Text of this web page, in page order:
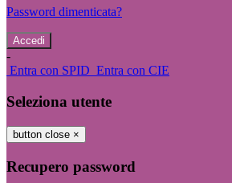
Password dimenticata?
-
Entra con SPID Entra con CIE
Seleziona utente
button close ×
Recupero password